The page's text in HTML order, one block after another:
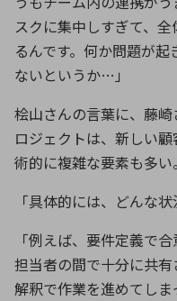
スクに集中しすぎて、
るんです。何か問題が
ないというか… 」
桧山さんの言葉に、藤
ロジェクトは、新しい顧
術的に複雑な要素も多い。
「具体的には、どんな状
「例えば、要件定義で
担当者の間で十分に共
解釈で作業を進めてし